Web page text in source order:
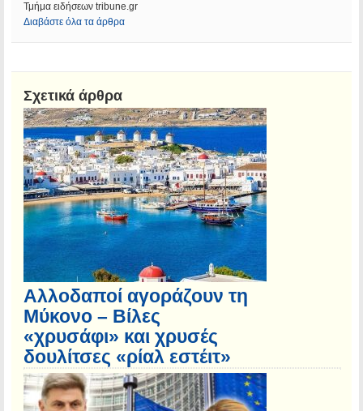
Τμήμα ειδήσεων tribune.gr
Διαβάστε όλα τα άρθρα
Σχετικά άρθρα
Αλλοδαποί αγοράζουν τη
Μύκονο – Βίλες
«χρυσάφι» και χρυσές
δουλίτσες «ρίαλ εστέιτ»